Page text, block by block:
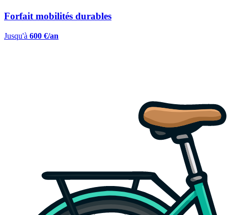
Forfait mobilités durables
Jusqu'à 600 €/an